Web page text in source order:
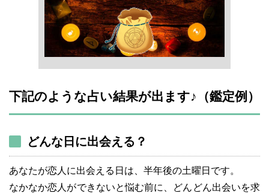
下記のような占い結果が出ます♪（鑑定例）
どんな日に出会える？
あなたが恋人に出会える日は、半年後の土曜日です。
なかなか恋人ができないと悩む前に、どんどん出会いを求